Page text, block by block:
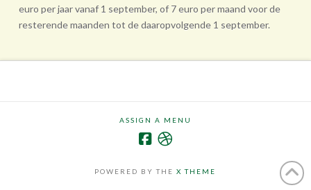
euro per jaar vanaf 1 september, of 7 euro per maand voor de
resterende maanden tot de daarop­volgende 1 september.
ASSIGN A MENU
POWERED BY THEX THEME